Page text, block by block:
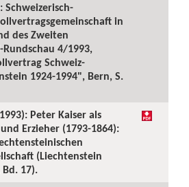
Schweizerisch-
in
des Zweiten
4/1993,
Schweiz-
1924-1994", Bern, S.
Peter Kaiser als
Erzieher (1793-1864):
(Liechtenstein
17).